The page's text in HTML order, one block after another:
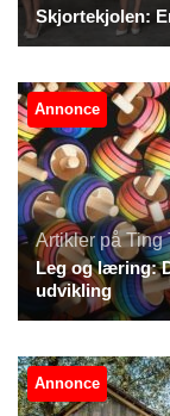
Skjortekjolen:
Annonce
Artikler på Ting
Leg og læring:
udvikling
Annonce